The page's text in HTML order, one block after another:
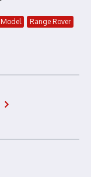
Model
Range Rover